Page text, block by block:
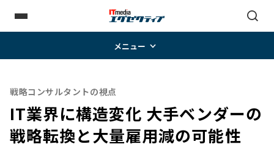
メニュー
戦略コンサルタントの視点
IT業界に構造変化 大手ベンダーの
戦略転換と大量雇用減の可能性